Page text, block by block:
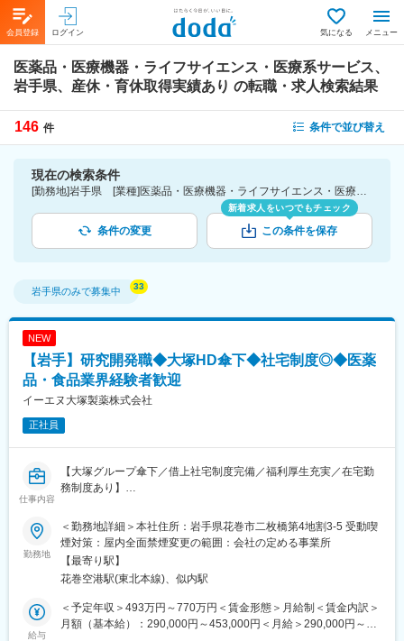
会員登録 ログイン 気になる メニュー
医薬品・医療機器・ライフサイエンス・医療系サービス、
岩手県、産休・育休取得実績あり の転職・求人検索結果
146 件 条件で並び替え
現在の検索条件
[勤務地]岩手県 [業種]医薬品・医療機器・ライフサイエンス・医療系サービス [詳細条件](休日・働き方)産休・育休取得実績あり
条件の変更
新着求人をいつでもチェック
この条件を保存
岩手県のみで募集中
NEW
【岩手】研究開発職◆大塚HD傘下◆社宅制度◎◆医薬
品・食品業界経験者歓迎
イーエヌ大塚製薬株式会社
正社員
仕事内容
【大塚グループ傘下／借上社宅制度完備／福利厚生充実／在宅勤
務制度あり】
■業務概要：
医療用医薬品の経腸栄養剤や高齢者用食品などの製造・販売を行
う同社にて、新たな医薬品の製剤開発や分析法検討、非臨床試
験、または各種の機能を持った食品の開発を担当していただきま
す。
■職務詳細：
勤務地
＜勤務地詳細＞本社住所：岩手県花巻市二枚橋第4地割3-5 受動喫
煙対策：屋内全面禁煙変更の範囲：会社の定める事業所
【最寄り駅】
花巻空港駅(東北本線)、似内駅
給与
＜予定年収＞493万円～770万円＜賃金形態＞月給制＜賃金内訳＞
月額（基本給）：290,000円～453,000円＜月給＞290,000円～